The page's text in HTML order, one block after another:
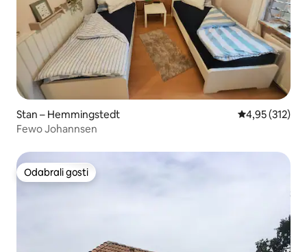
Stan – Hemmingstedt Prosječna
4,95 (312)
Fewo Johannsen
Odabrali gosti
Odabrali gosti